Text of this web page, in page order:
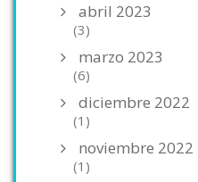
abril 2023
(3)
marzo 2023
(6)
diciembre 2022
(1)
noviembre 2022
(1)